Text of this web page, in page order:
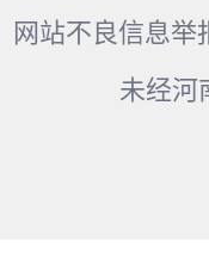
网站不良信息举
未经河